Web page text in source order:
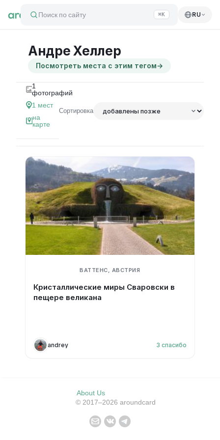
Поиск по сайту ⌘K RU
Андре Хеллер
Посмотреть места с этим тегом→
1
фотографий
1 мест
на
карте
Сортировка
ВАТТЕНС, АВСТРИЯ
Кристаллические миры Сваровски в
пещере великана
andrey 3 спасибо
About Us
© 2017–2026 aroundcard